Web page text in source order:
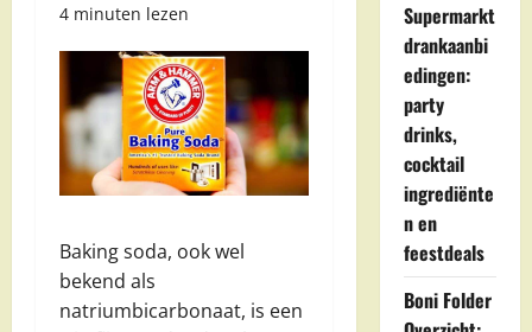
4 minuten lezen
Baking soda, ook wel
bekend als
natriumbicarbonaat, is een
Supermarkt
drankaanbi
edingen:
party
drinks,
cocktail
ingrediënte
n en
feestdeals
Boni Folder